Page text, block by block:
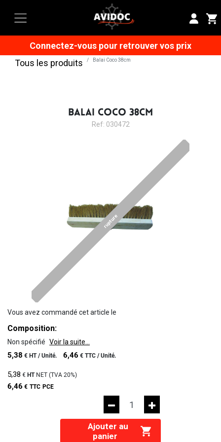
Connectez-vous pour retrouver vos prix
Tous les produits
Balai Coco 38cm
rupture
BALAI COCO 38CM
Ref: 030472
Vous avez commandé cet article le
Composition:
Non spécifié Voir la suite...
5,38 € HT /Unité. 6,46 € TTC /Unité.
5,38 € HTNET (TVA 20%)
6,46 € TTC PCE
Ajouter au
panier